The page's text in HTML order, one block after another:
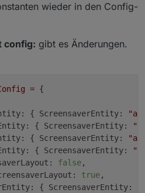
wieder in den Config-
config: gibt es Änderungen.
=
{ ScreensaverEntity:
{ ScreensaverEntity:
{ ScreensaverEntity:
{ ScreensaverEntity:
false,
true,
{ ScreensaverEntity: